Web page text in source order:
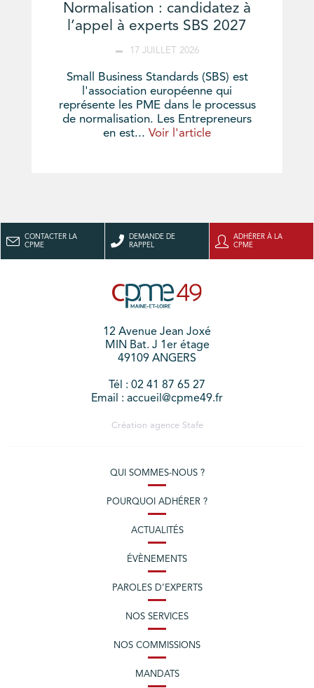
Normalisation : candidatez à
l’appel à experts SBS 2027
17 JUILLET 2026
Small Business Standards (SBS) est
l'association européenne qui
représente les PME dans le processus
de normalisation. Les Entrepreneurs
en est... Voir l'article
CONTACTER LA
CPME
DEMANDE DE
RAPPEL
ADHÉRER À LA
CPME
12 Avenue Jean Joxé
MIN Bat. J 1er étage
49109 ANGERS
Tél : 02 41 87 65 27
Email : accueil@cpme49.fr
Création agence Stafe
QUI SOMMES-NOUS ?
POURQUOI ADHÉRER ?
ACTUALITÉS
ÉVÈNEMENTS
PAROLES D’EXPERTS
NOS SERVICES
NOS COMMISSIONS
MANDATS